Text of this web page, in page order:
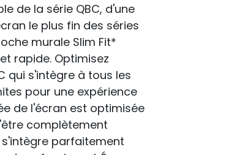
de la série QBC, d'une
le plus fin des séries
murale Slim Fit*
rapide. Optimisez
qui s'intègre à tous les
pour une expérience
de l'écran est optimisée
complètement
parfaitement